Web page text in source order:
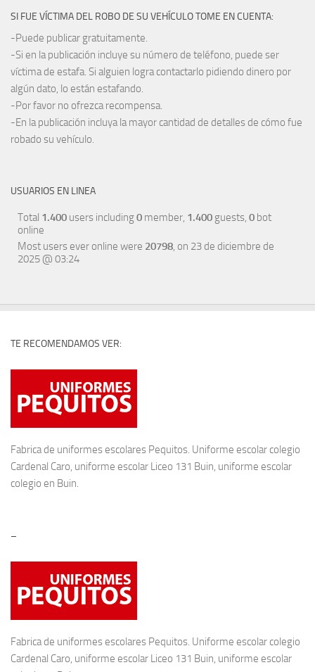
SI FUE VÍCTIMA DEL ROBO DE SU VEHÍCULO TOME EN CUENTA:
-Puede publicar gratuitamente.
-Si en la publicación incluye su número de teléfono, puede ser
víctima de estafa. Si alguien logra contactarlo pidiendo dinero por
algún dato, lo están estafando.
-Por favor no ofrezca recompensa.
-En la publicación incluya la mayor cantidad de detalles de cómo fue
robado su vehículo.
USUARIOS EN LINEA
Total 1.400 users including0 member, 1.400 guests, 0 bot
online
Most users ever online were 20798, on 23 de diciembre de
2025 @ 03:24
TE RECOMENDAMOS VER:
Fabrica de uniformes escolares Pequitos. Uniforme escolar colegio
Cardenal Caro, uniforme escolar Liceo 131 Buin, uniforme escolar
colegio en Buin.
–
Fabrica de uniformes escolares Pequitos. Uniforme escolar colegio
Cardenal Caro, uniforme escolar Liceo 131 Buin, uniforme escolar